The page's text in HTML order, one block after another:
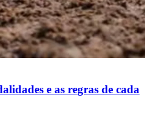
e as regras de cada